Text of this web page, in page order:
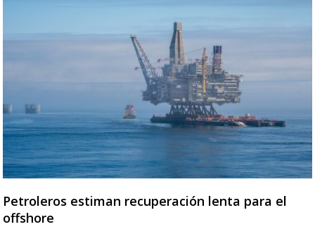
Petroleros estiman recuperación lenta para el
offshore